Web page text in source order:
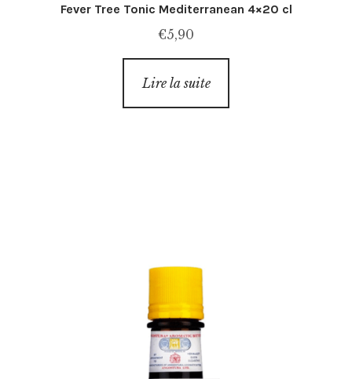
Fever Tree Tonic Mediterranean 4×20 cl
€5,90
Lire la suite